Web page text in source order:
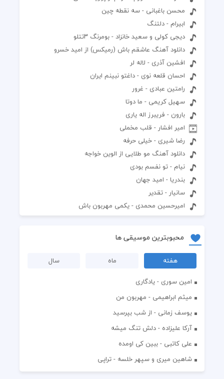
محسن باغبانی - سه نقطه چین
ابیرام - دلتنگ
دیجی کولی و سعید خانزاد - بومرنگ ۳تتلو
دانلود آهنگ عاشقم باش (رمیکس) از امید خسرو
افشین آذری - لاله لر
احسان قلعه نوی - داغتو نبینم ایران
رامتین عبادی - غرور
سهیل کریمی - ما دوتا
بارون - فریبرز اله یاری
امیر افشار - قلب مخملی
رضا شیری - خیلی حرفه
دانلود آهنگ مو طلایی از الوین خواجه
نیام - تو نفسم بودی
بندریا - امید جهان
سانیار - تقدیر
امیرحسین محمدی - یکمی مهربون باش
محبوبترین موسیقی ها
هفته ماه
سال
امین سوری - یادگاری
میثم ابراهیمی - مهربون من
یوسف زمانی - از شب بپرسید
آرکا علیزاده - دلش تنگ میشه
علی کاتبی - ببین کی اومده
شاهین میری و سپهر خلسه - تراپی